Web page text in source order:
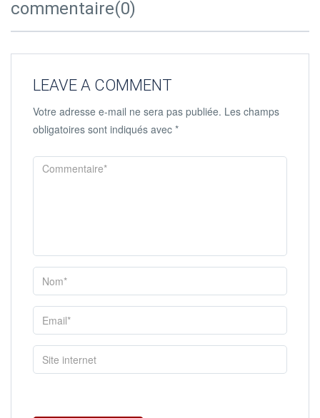
commentaire(0)
LEAVE A COMMENT
Votre adresse e-mail ne sera pas publiée. Les champs
obligatoires sont indiqués avec *